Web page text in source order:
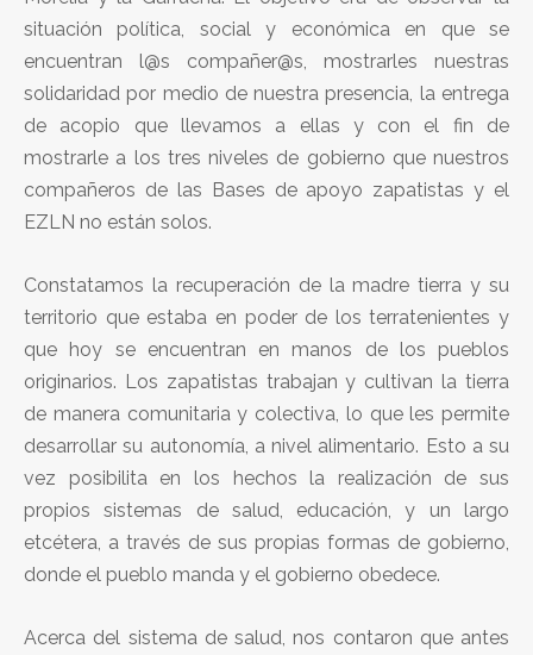
situación política, social y económica en que se
encuentran l@s compañer@s, mostrarles nuestras
solidaridad por medio de nuestra presencia, la entrega
de acopio que llevamos a ellas y con el fin de
mostrarle a los tres niveles de gobierno que nuestros
compañeros de las Bases de apoyo zapatistas y el
EZLN no están solos.
Constatamos la recuperación de la madre tierra y su
territorio que estaba en poder de los terratenientes y
que hoy se encuentran en manos de los pueblos
originarios. Los zapatistas trabajan y cultivan la tierra
de manera comunitaria y colectiva, lo que les permite
desarrollar su autonomía, a nivel alimentario. Esto a su
vez posibilita en los hechos la realización de sus
propios sistemas de salud, educación, y un largo
etcétera, a través de sus propias formas de gobierno,
donde el pueblo manda y el gobierno obedece.
Acerca del sistema de salud, nos contaron que antes